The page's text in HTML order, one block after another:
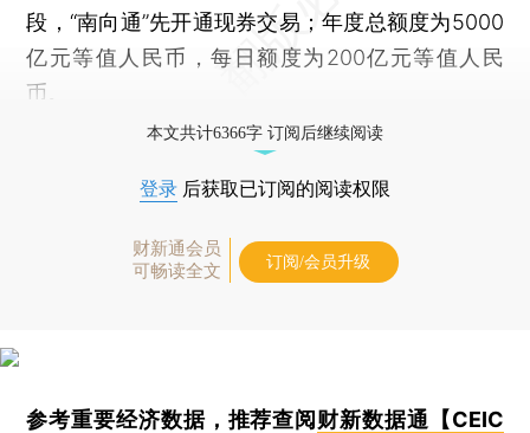
段，“南向通”先开通现券交易；年度总额度为5000
亿元等值人民币，每日额度为200亿元等值人民
币。
本文共计6366字 订阅后继续阅读
登录 后获取已订阅的阅读权限
财新通会员
可畅读全文
订阅/会员升级
参考重要经济数据，推荐查阅 财新数据通【CEIC